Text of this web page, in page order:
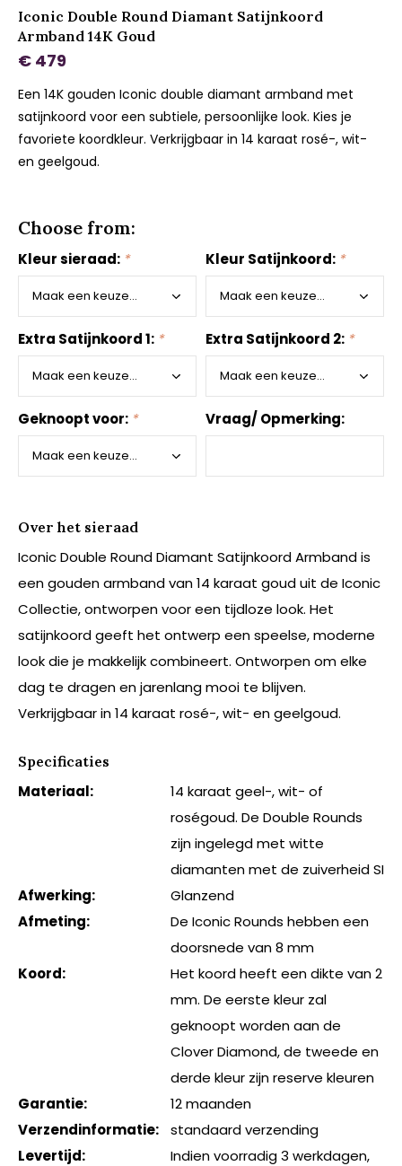
Iconic Double Round Diamant Satijnkoord
Armband 14K Goud
€ 479
Een 14K gouden Iconic double diamant armband met
satijnkoord voor een subtiele, persoonlijke look. Kies je
favoriete koordkleur. Verkrijgbaar in 14 karaat rosé-, wit-
en geelgoud.
Choose from:
Kleur sieraad: * Kleur Satijnkoord: *
Extra Satijnkoord 1: * Extra Satijnkoord 2: *
Geknoopt voor: * Vraag/ Opmerking:
Over het sieraad
Iconic Double Round Diamant Satijnkoord Armband is
een gouden armband van 14 karaat goud uit de Iconic
Collectie, ontworpen voor een tijdloze look. Het
satijnkoord geeft het ontwerp een speelse, moderne
look die je makkelijk combineert. Ontworpen om elke
dag te dragen en jarenlang mooi te blijven.
Verkrijgbaar in 14 karaat rosé-, wit- en geelgoud.
Specificaties
Materiaal:
14 karaat geel-, wit- of
roségoud. De Double Rounds
zijn ingelegd met witte
diamanten met de zuiverheid SI
Afwerking:
Glanzend
Afmeting:
De Iconic Rounds hebben een
doorsnede van 8 mm
Koord:
Het koord heeft een dikte van 2
mm. De eerste kleur zal
geknoopt worden aan de
Clover Diamond, de tweede en
derde kleur zijn reserve kleuren
Garantie:
12 maanden
Verzendinformatie:
standaard verzending
Levertijd:
Indien voorradig 3 werkdagen,